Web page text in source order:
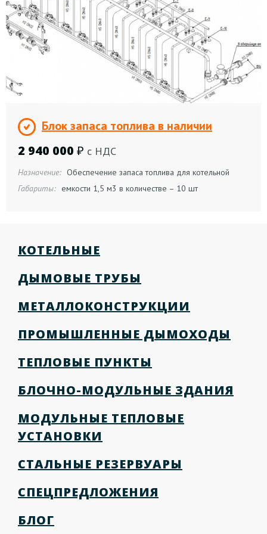
Блок запаса топлива в наличии
2 940 000 ₽ с НДС
Назначение: Обеспечение запаса топлива для котельной
Габариты: емкости 1,5 м3 в количестве – 10 шт
КОТЕЛЬНЫЕ
ДЫМОВЫЕ ТРУБЫ
МЕТАЛЛОКОНСТРУКЦИИ
ПРОМЫШЛЕННЫЕ ДЫМОХОДЫ
ТЕПЛОВЫЕ ПУНКТЫ
БЛОЧНО-МОДУЛЬНЫЕ ЗДАНИЯ
МОДУЛЬНЫЕ ТЕПЛОВЫЕ
УСТАНОВКИ
СТАЛЬНЫЕ РЕЗЕРВУАРЫ
СПЕЦПРЕДЛОЖЕНИЯ
БЛОГ